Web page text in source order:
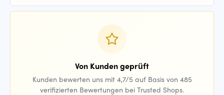
Von Kunden geprüft
Kunden bewerten uns mit 4,7/5 auf Basis von 485
verifizierten Bewertungen bei Trusted Shops.